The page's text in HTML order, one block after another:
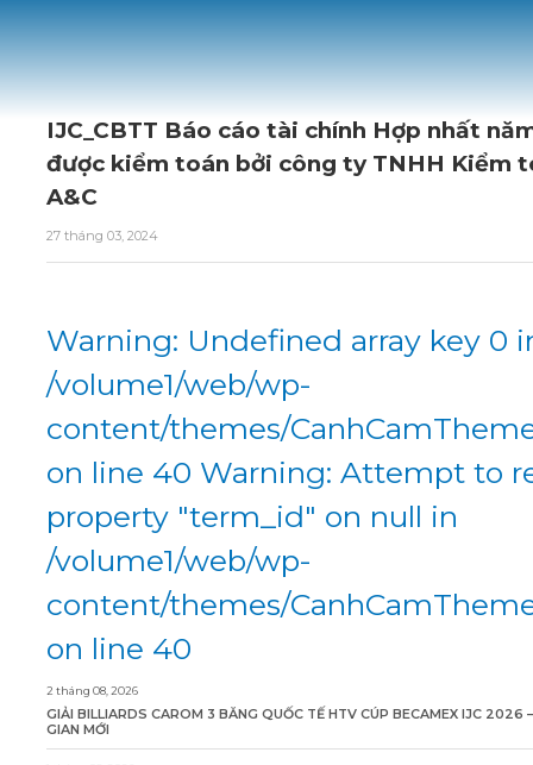
IJC_CBTT Báo cáo tài chính Hợp nhất
được kiểm toán bởi công ty TNHH Kiểm
A&C
27 tháng 03, 2024
Warning: Undefined array key 0
/volume1/web/wp-
content/themes/
on line 40 Warning: Attempt to
property "term_id" on null in
/volume1/web/wp-
content/themes/
on line 40
2 tháng 08, 2026
GIẢI BILLIARDS CAROM 3 BĂNG QUỐC TẾ HTV CÚP BECAMEX IJC 2026
GIAN MỚI